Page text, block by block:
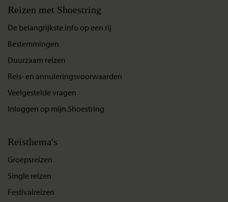
Reizen met Shoestring
De belangrijkste info op een rij
Bestemmingen
Duurzaam reizen
Reis- en annuleringsvoorwaarden
Veelgestelde vragen
Inloggen op mijn.Shoestring
Reisthema's
Groepsreizen
Single reizen
Festivalreizen